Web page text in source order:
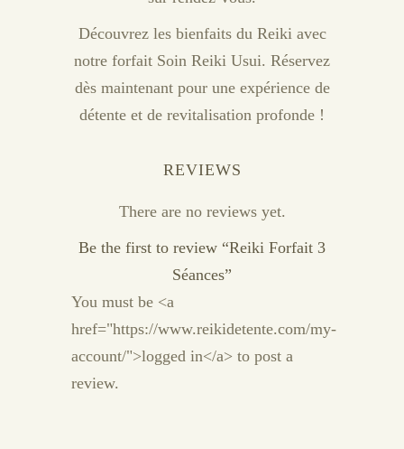
Découvrez les bienfaits du Reiki avec
notre forfait Soin Reiki Usui. Réservez
dès maintenant pour une expérience de
détente et de revitalisation profonde !
REVIEWS
There are no reviews yet.
Be the first to review “Reiki Forfait 3
Séances”
You must be <a
href="https://www.reikidetente.com/my-
account/">logged in</a> to post a
review.